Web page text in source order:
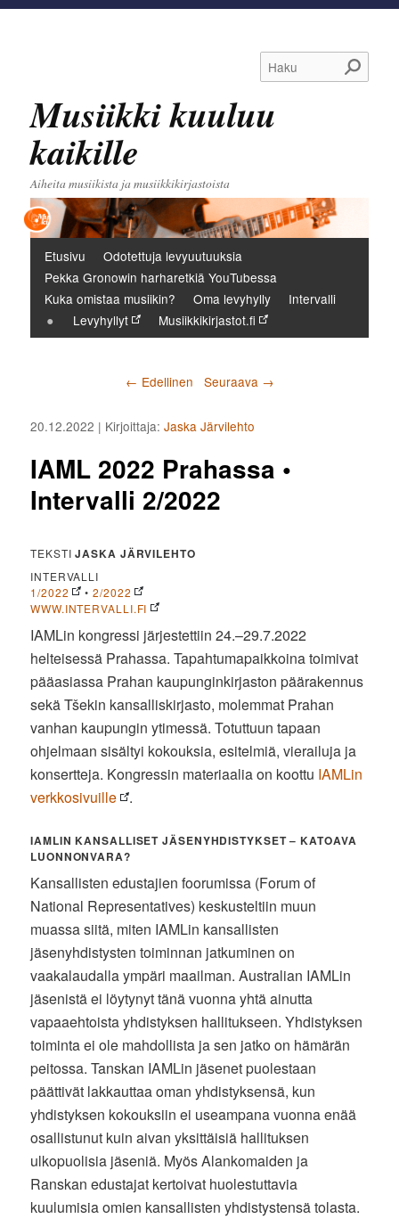
Haku
Musiikki kuuluu
kaikille
Aiheita musiikista ja musiikkikirjastoista
Päävalikko
Etusivu
Odotettuja levyuutuuksia
Pekka Gronowin harharetkiä YouTubessa
Kuka omistaa musiikin?
Oma levyhylly
Intervalli
Levyhyllyt
Musiikkikirjastot.fi
Artikkelien selaus
← Edellinen Seuraava →
IAML 2022 Prahassa •
Intervalli 2/2022
20.12.2022 | Kirjoittaja:Jaska Järvilehto
TEKSTIJASKA JÄRVILEHTO
INTERVALLI
1/2022
•2/2022
WWW.INTERVALLI.FI
IAMLin kongressi järjestettiin 24.–29.7.2022
helteisessä Prahassa. Tapahtumapaikkoina toimivat
pääasiassa Prahan kaupunginkirjaston päärakennus
sekä Tšekin kansalliskirjasto, molemmat Prahan
vanhan kaupungin ytimessä. Totuttuun tapaan
ohjelmaan sisältyi kokouksia, esitelmiä, vierailuja ja
konsertteja. Kongressin materiaalia on koottu IAMLin
verkkosivuille
.
IAMLIN KANSALLISET JÄSENYHDISTYKSET – KATOAVA
LUONNONVARA?
Kansallisten edustajien foorumissa (Forum of
National Representatives) keskusteltiin muun
muassa siitä, miten IAMLin kansallisten
jäsenyhdistysten toiminnan jatkuminen on
vaakalaudalla ympäri maailman. Australian IAMLin
jäsenistä ei löytynyt tänä vuonna yhtä ainutta
vapaaehtoista yhdistyksen hallitukseen. Yhdistyksen
toiminta ei ole mahdollista ja sen jatko on hämärän
peitossa. Tanskan IAMLin jäsenet puolestaan
päättivät lakkauttaa oman yhdistyksensä, kun
yhdistyksen kokouksiin ei useampana vuonna enää
osallistunut kuin aivan yksittäisiä hallituksen
ulkopuolisia jäseniä. Myös Alankomaiden ja
Ranskan edustajat kertoivat huolestuttavia
kuulumisia omien kansallisten yhdistystensä tolasta.